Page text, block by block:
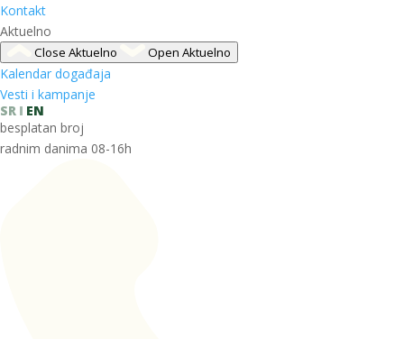
Kontakt
Aktuelno
Close Aktuelno Open Aktuelno
Kalendar događaja
Vesti i kampanje
SR
EN
besplatan broj
radnim danima 08-16h